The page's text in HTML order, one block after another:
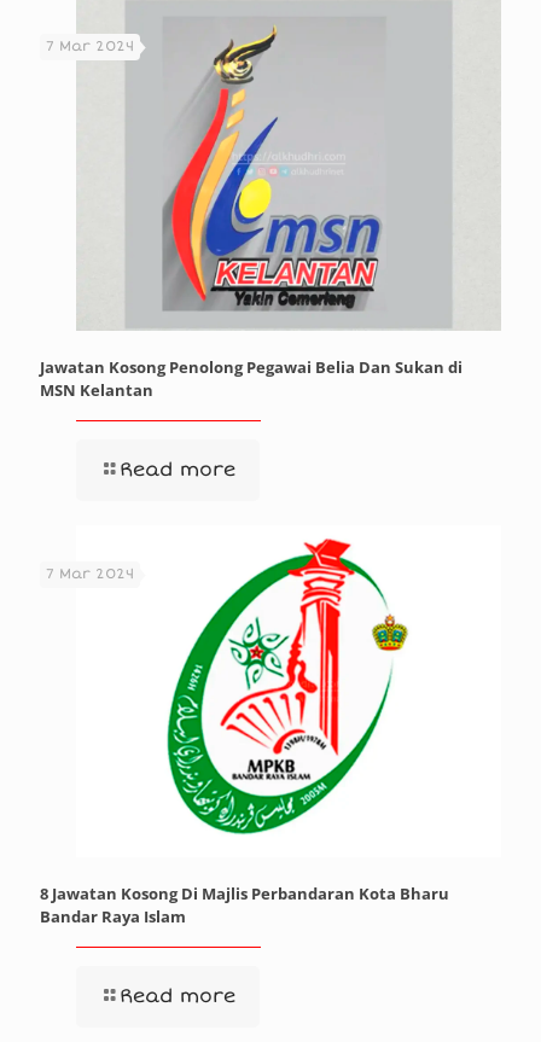
7 Mar 2024
Jawatan Kosong Penolong Pegawai Belia Dan Sukan di
MSN Kelantan
Read more
7 Mar 2024
8 Jawatan Kosong Di Majlis Perbandaran Kota Bharu
Bandar Raya Islam
Read more